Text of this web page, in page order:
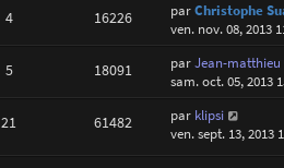
4 16226 parChristophe
ven. nov. 08, 2013
5 18091 parJean-matthieu
sam. oct. 05, 2013
21 61482 par klipsi
ven. sept. 13, 2013